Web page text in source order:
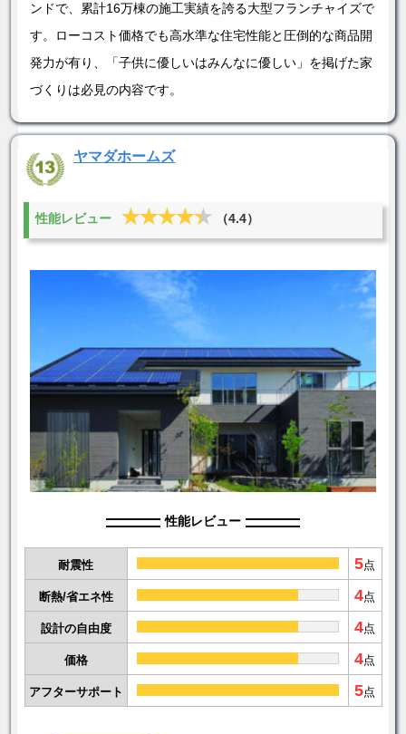
ンドで、累計16万棟の施工実績を誇る大型フランチャイズで
す。ローコスト価格でも高水準な住宅性能と圧倒的な商品開
発力が有り、「子供に優しいはみんなに優しい」を掲げた家
づくりは必見の内容です。
ヤマダホームズ
性能レビュー ★★★★★
★★★★★ （4.4）
性能レビュー
耐震性 5点
断熱/省エネ性 4点
設計の自由度 4点
価格 4点
アフターサポート 5点